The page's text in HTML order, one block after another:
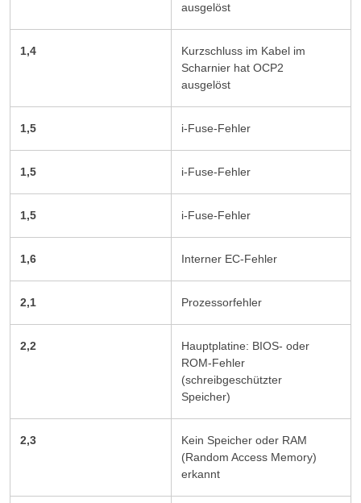
ausgelöst
1,4
Kurzschluss im Kabel im
Scharnier hat OCP2
ausgelöst
1,5 i-Fuse-Fehler
1,5 i-Fuse-Fehler
1,5 i-Fuse-Fehler
1,6 Interner EC-Fehler
2,1 Prozessorfehler
2,2
Hauptplatine: BIOS- oder
ROM-Fehler
(schreibgeschützter
Speicher)
2,3
Kein Speicher oder RAM
(Random Access Memory)
erkannt